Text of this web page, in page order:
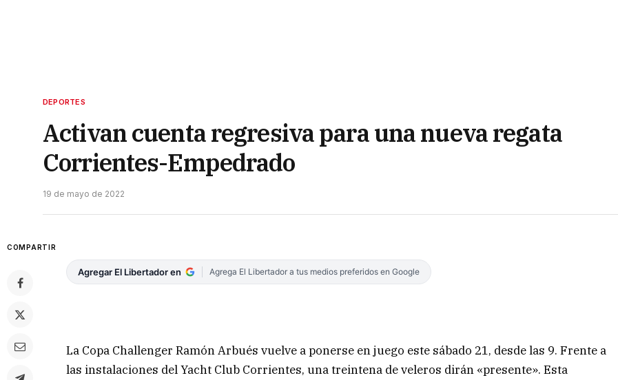
DEPORTES
Activan cuenta regresiva para una nueva regata
Corrientes-Empedrado
19 de mayo de 2022
COMPARTIR
Agregar El Libertador en Agrega El Libertador a tus medios preferidos en Google
La Copa Challenger Ramón Arbués vuelve a ponerse en juego este sábado 21, desde las 9. Frente a
las instalaciones del Yacht Club Corrientes, una treintena de veleros dirán «presente». Esta